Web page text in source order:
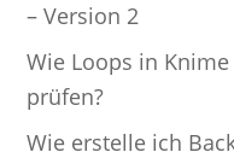
– Version 2
Wie Loops in
prüfen?
Wie erstelle ich